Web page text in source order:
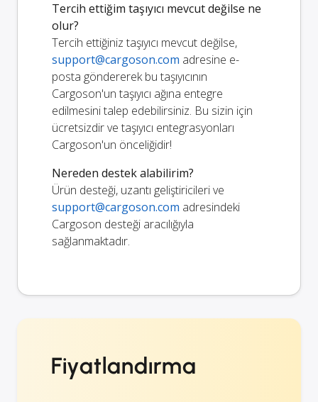
Tercih ettiğim taşıyıcı mevcut değilse ne
olur?
Tercih ettiğiniz taşıyıcı mevcut değilse,
support@cargoson.com adresine e-
posta göndererek bu taşıyıcının
Cargoson'un taşıyıcı ağına entegre
edilmesini talep edebilirsiniz. Bu sizin için
ücretsizdir ve taşıyıcı entegrasyonları
Cargoson'un önceliğidir!
Nereden destek alabilirim?
Ürün desteği, uzantı geliştiricileri ve
support@cargoson.com adresindeki
Cargoson desteği aracılığıyla
sağlanmaktadır.
Fiyatlandırma